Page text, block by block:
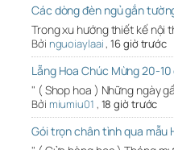
Các dòng đèn ngủ gắn
Trong xu hướng thiết kế nội
Bởi nguoiaylaai,16 giờ trước
Lẵng Hoa Chúc Mừng 20-
" ( Shop hoa ) Những ngày
Bởi miumiu01 , 18 giờ trước
Gói trọn chân tình qua mẫu